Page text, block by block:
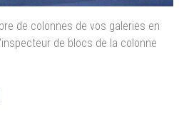
de colonnes de vos galeries en
de blocs de la colonne